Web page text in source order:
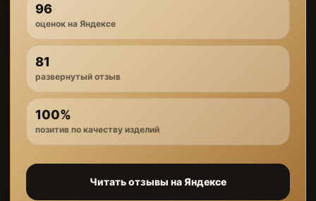
96
оценок на Яндексе
81
развернутый отзыв
100%
позитив по качеству изделий
Читать отзывы на Яндексе